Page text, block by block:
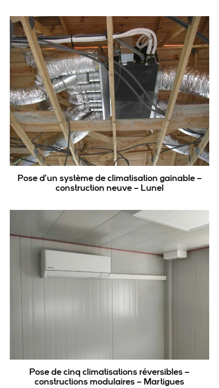
Pose d’un système de climatisation gainable –
construction neuve – Lunel
Pose de cinq climatisations réversibles –
constructions modulaires – Martigues